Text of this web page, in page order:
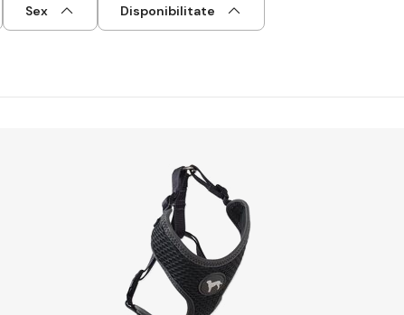
Sex Disponibilitate